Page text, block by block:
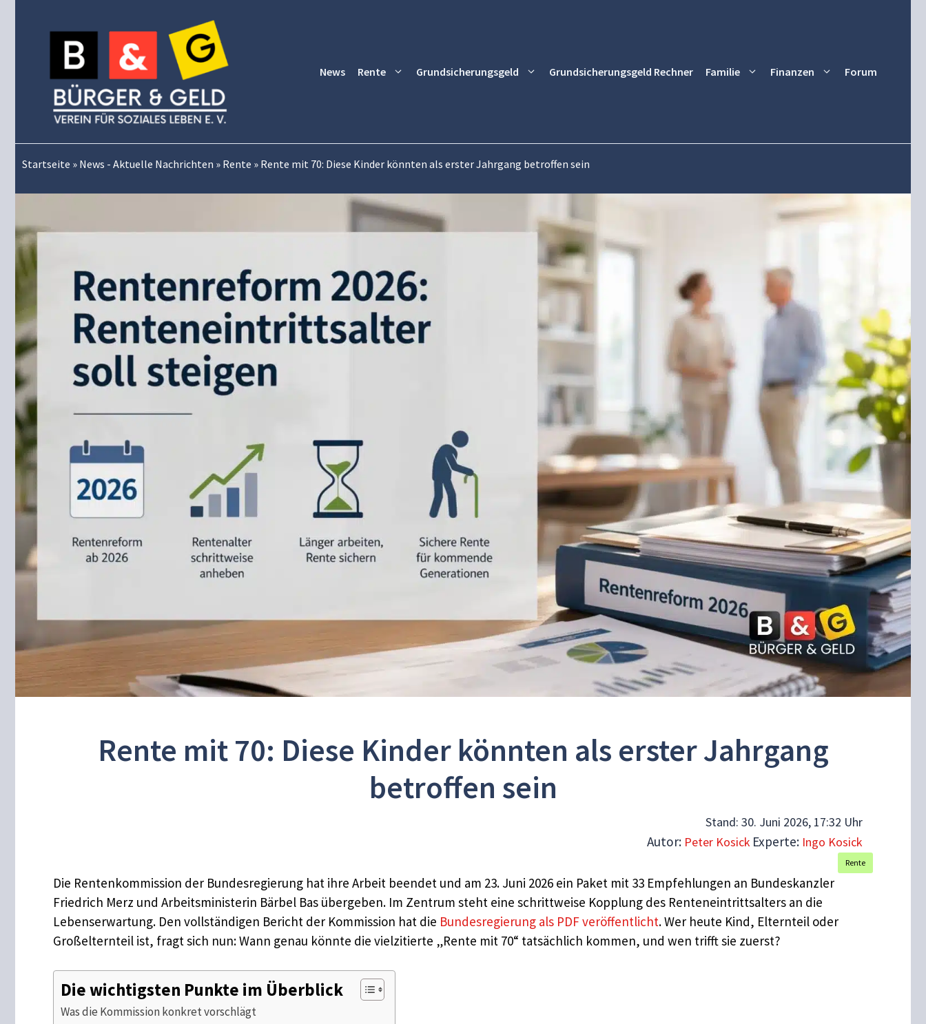
News Rente Grundsicherungsgeld Grundsicherungsgeld Rechner Familie Finanzen Forum
Startseite » News - Aktuelle Nachrichten » Rente » Rente mit 70: Diese Kinder könnten als erster Jahrgang betroffen sein
Rente mit 70: Diese Kinder könnten als erster Jahrgang
betroffen sein
Stand: 30. Juni 2026, 17:32 Uhr
Autor: Peter Kosick Experte: Ingo Kosick
Rente
Die Rentenkommission der Bundesregierung hat ihre Arbeit beendet und am 23. Juni 2026 ein Paket mit 33 Empfehlungen an Bundeskanzler
Friedrich Merz und Arbeitsministerin Bärbel Bas übergeben. Im Zentrum steht eine schrittweise Kopplung des Renteneintrittsalters an die
Lebenserwartung. Den vollständigen Bericht der Kommission hat die Bundesregierung als PDF veröffentlicht. Wer heute Kind, Elternteil oder
Großelternteil ist, fragt sich nun: Wann genau könnte die vielzitierte „Rente mit 70“ tatsächlich kommen, und wen trifft sie zuerst?
Die wichtigsten Punkte im Überblick
Was die Kommission konkret vorschlägt